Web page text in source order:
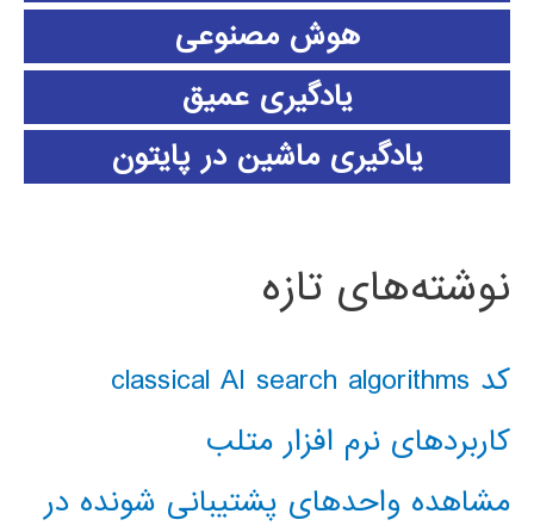
هوش مصنوعی
یادگیری عمیق
یادگیری ماشین در پایتون
نوشته‌های تازه
کد classical AI search algorithms
کاربردهای نرم افزار متلب
مشاهده واحدهای پشتیبانی شونده در